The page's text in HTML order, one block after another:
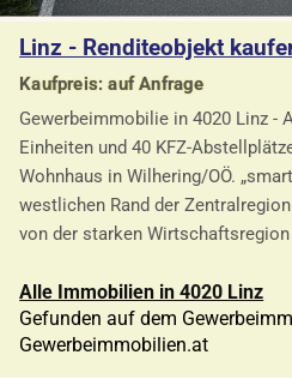
Linz - Renditeobjekt
Kaufpreis: auf Anfrage
Gewerbeimmobilie in 4020 Linz -
Einheiten und 40 KFZ-
Wohnhaus in Wilhering/OÖ.
westlichen Rand der
von der starken Wirtschaftsregion
Alle Immobilien in 4020 Linz
Gefunden auf dem
Gewerbeimmobilien.at